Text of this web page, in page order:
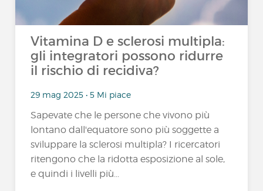
Vitamina D e sclerosi multipla:
gli integratori possono ridurre
il rischio di recidiva?
29 mag 2025 • 5 Mi piace
Sapevate che le persone che vivono più
lontano dall'equatore sono più soggette a
sviluppare la sclerosi multipla? I ricercatori
ritengono che la ridotta esposizione al sole,
e quindi i livelli più...